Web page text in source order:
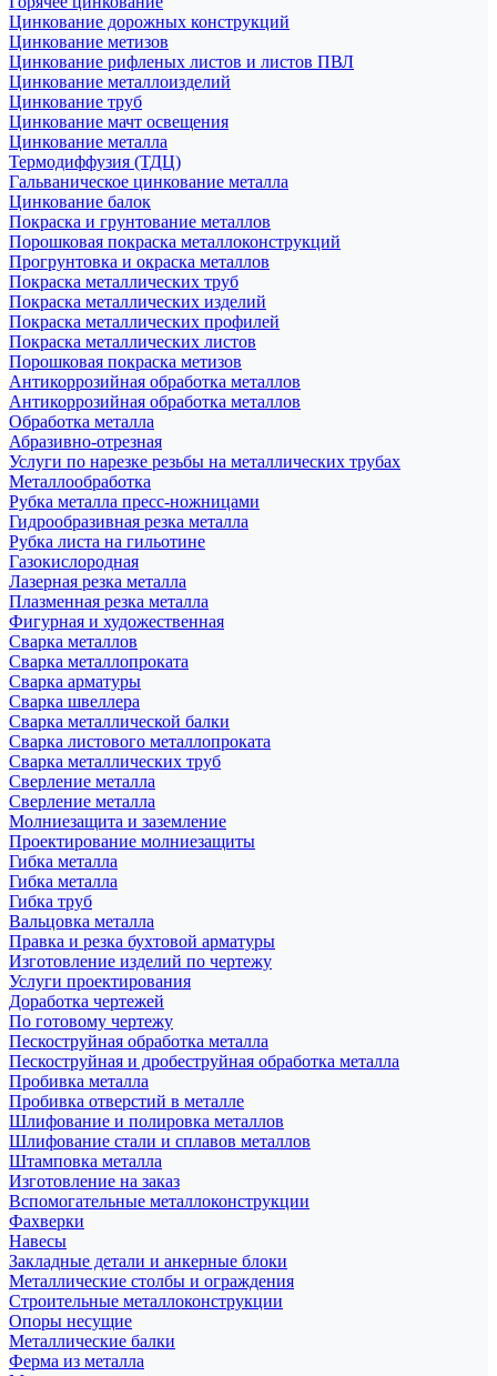
Цинкование дорожных конструкций
Цинкование метизов
Цинкование рифленых листов и листов ПВЛ
Цинкование металлоизделий
Цинкование труб
Цинкование мачт освещения
Цинкование металла
Термодиффузия (ТДЦ)
Гальваническое цинкование металла
Цинкование балок
Покраска и грунтование металлов
Порошковая покраска металлоконструкций
Прогрунтовка и окраска металлов
Покраска металлических труб
Покраска металлических изделий
Покраска металлических профилей
Покраска металлических листов
Порошковая покраска метизов
Антикоррозийная обработка металлов
Антикоррозийная обработка металлов
Обработка металла
Абразивно-отрезная
Услуги по нарезке резьбы на металлических трубах
Металлообработка
Рубка металла пресс-ножницами
Гидрообразивная резка металла
Рубка листа на гильотине
Газокислородная
Лазерная резка металла
Плазменная резка металла
Фигурная и художественная
Сварка металлов
Сварка металлопроката
Сварка арматуры
Сварка швеллера
Сварка металлической балки
Сварка листового металлопроката
Сварка металлических труб
Сверление металла
Сверление металла
Молниезащита и заземление
Проектирование молниезащиты
Гибка металла
Гибка металла
Гибка труб
Вальцовка металла
Правка и резка бухтовой арматуры
Изготовление изделий по чертежу
Услуги проектирования
Доработка чертежей
По готовому чертежу
Пескоструйная обработка металла
Пескоструйная и дробеструйная обработка металла
Пробивка металла
Пробивка отверстий в металле
Шлифование и полировка металлов
Шлифование стали и сплавов металлов
Штамповка металла
Изготовление на заказ
Вспомогательные металлоконструкции
Фахверки
Навесы
Закладные детали и анкерные блоки
Металлические столбы и ограждения
Строительные металлоконструкции
Опоры несущие
Металлические балки
Ферма из металла